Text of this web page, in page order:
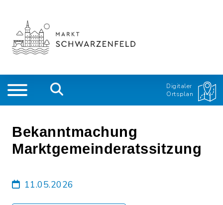
Digitaler
Ortsplan
Bekanntmachung
Marktgemeinderatssitzung
11.05.2026